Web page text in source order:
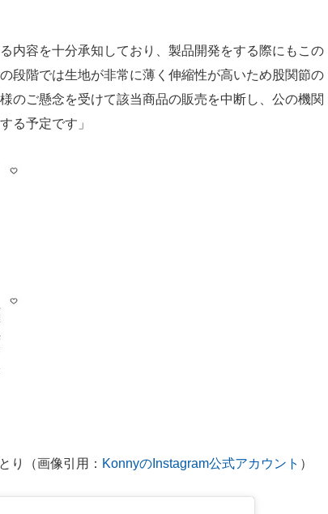
内容を十分承知しており、製品開発をする際にもこの
段階では生地が非常に薄く伸縮性が高いため股関節の
のご懸念を受けて該当商品の販売を中断し、公の機関
る予定です」
り（画像引用： KonnyのInstagram公式アカウント ）